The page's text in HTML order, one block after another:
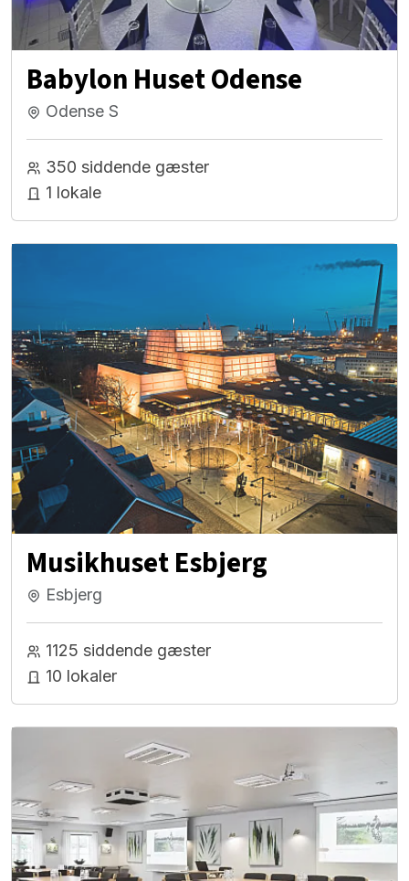
Babylon Huset Odense
Odense S
350 siddende gæster
1 lokale
Musikhuset Esbjerg
Esbjerg
1125 siddende gæster
10 lokaler